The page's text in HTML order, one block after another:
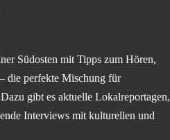
Südosten mit Tipps zum Hören,
die perfekte Mischung für
gibt es aktuelle Lokalreportagen,
Interviews mit kulturellen und